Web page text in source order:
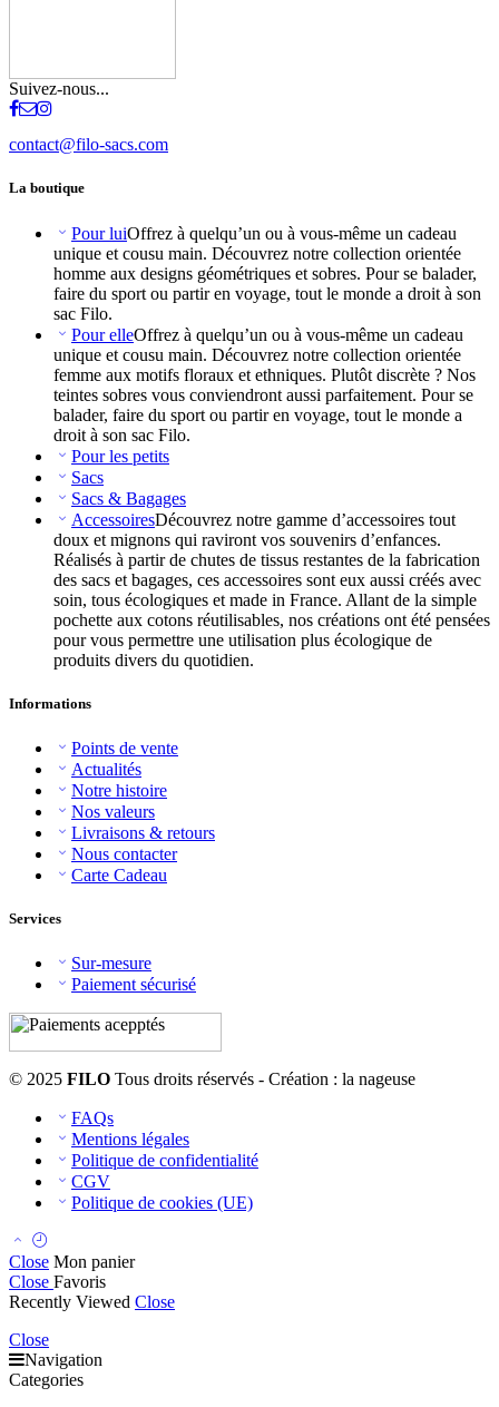
Suivez-nous...
contact@filo-sacs.com
La boutique
Pour luiOffrez à quelqu’un ou à vous-même un cadeau
unique et cousu main. Découvrez notre collection orientée
homme aux designs géométriques et sobres. Pour se balader,
faire du sport ou partir en voyage, tout le monde a droit à son
sac Filo.
Pour elleOffrez à quelqu’un ou à vous-même un cadeau
unique et cousu main. Découvrez notre collection orientée
femme aux motifs floraux et ethniques. Plutôt discrète ? Nos
teintes sobres vous conviendront aussi parfaitement. Pour se
balader, faire du sport ou partir en voyage, tout le monde a
droit à son sac Filo.
Pour les petits
Sacs
Sacs & Bagages
AccessoiresDécouvrez notre gamme d’accessoires tout
doux et mignons qui raviront vos souvenirs d’enfances.
Réalisés à partir de chutes de tissus restantes de la fabrication
des sacs et bagages, ces accessoires sont eux aussi créés avec
soin, tous écologiques et made in France. Allant de la simple
pochette aux cotons réutilisables, nos créations ont été pensées
pour vous permettre une utilisation plus écologique de
produits divers du quotidien.
Informations
Points de vente
Actualités
Notre histoire
Nos valeurs
Livraisons & retours
Nous contacter
Carte Cadeau
Services
Sur-mesure
Paiement sécurisé
© 2025 FILO Tous droits réservés - Création : la nageuse
FAQs
Mentions légales
Politique de confidentialité
CGV
Politique de cookies (UE)
Close Mon panier
Close Favoris
Recently Viewed Close
Close
Navigation
Categories